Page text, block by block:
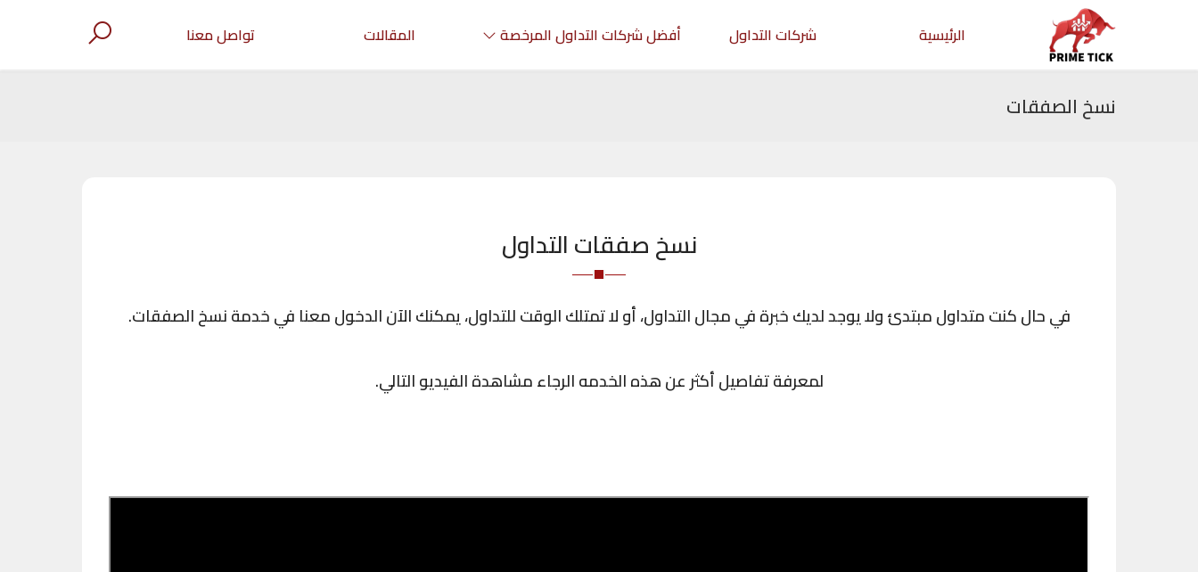
الرئيسية شركات التداول أفضل شركات التداول المرخصة المقالات تواصل معنا
نسخ الصفقات
نسخ صفقات التداول
في حال كنت متداول مبتدئ ولا يوجد لديك خبرة في مجال التداول، أو لا تمتلك الوقت للتداول، يمكنك الآن الدخول معنا في خدمة نسخ الصفقات.
لمعرفة تفاصيل أكثر عن هذه الخدمه الرجاء مشاهدة الفيديو التالي.